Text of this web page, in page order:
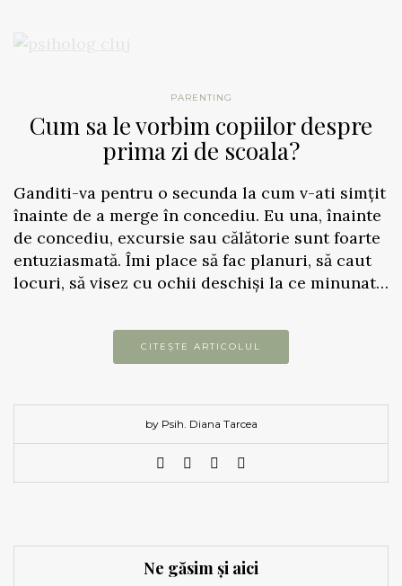
PARENTING
Cum sa le vorbim copiilor despre
prima zi de scoala?
Ganditi-va pentru o secunda la cum v-ati simțit
înainte de a merge în concediu. Eu una, înainte
de concediu, excursie sau călătorie sunt foarte
entuziasmată. Îmi place să fac planuri, să caut
locuri, să visez cu ochii deschiși la ce minunat…
CITEȘTE ARTICOLUL
by Psih. Diana Tarcea
Ne găsim și aici